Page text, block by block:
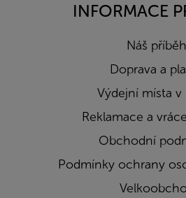
INFORMACE
Náš příběh
Doprava a
Výdejní místa v
Reklamace a
Obchodní
Podmínky ochrany